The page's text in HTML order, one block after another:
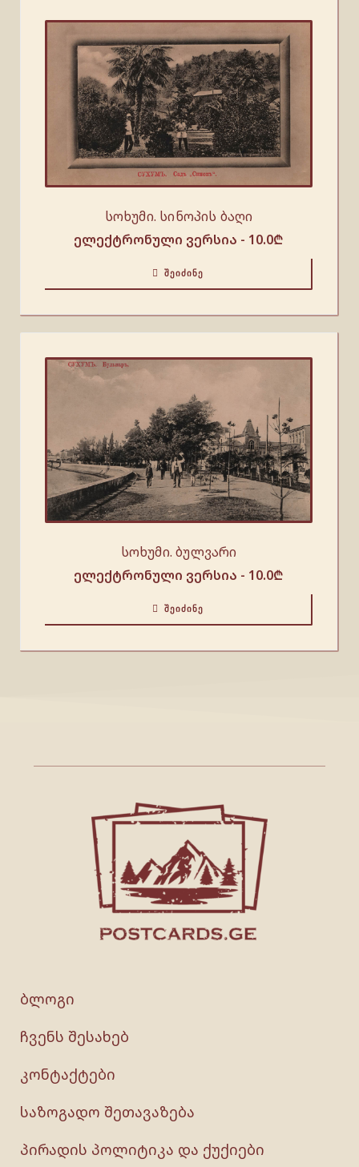
სოხუმი. სინოპის ბაღი
ელექტრონული ვერსია - 10.0₾
ᲨᲔᲘᲫᲘᲜᲔ
სოხუმი. ბულვარი
ელექტრონული ვერსია - 10.0₾
ᲨᲔᲘᲫᲘᲜᲔ
ბლოგი
ჩვენს შესახებ
კონტაქტები
საზოგადო შეთავაზება
პირადის პოლიტიკა და ქუქიები